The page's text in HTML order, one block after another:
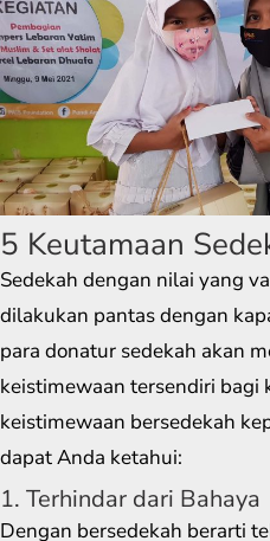
5 Keutamaan
Sedekah dengan nilai yang
dilakukan pantas dengan
para donatur sedekah akan
keistimewaan tersendiri bagi
keistimewaan bersedekah
dapat Anda ketahui:
1. Terhindar dari Bahaya
Dengan bersedekah berarti